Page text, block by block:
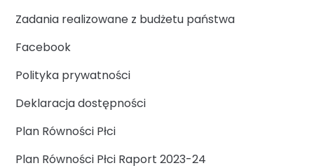
Zadania realizowane z budżetu państwa
Facebook
Polityka prywatności
Deklaracja dostępności
Plan Równości Płci
Plan Równości Płci Raport 2023-24